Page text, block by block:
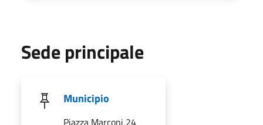
Sede principale
Municipio
Piazza Marconi 24